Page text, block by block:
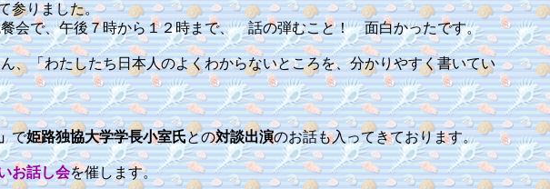
参りました。
会で、午後７時から１２時まで、 話の弾むこと！ 面白かったです。
、「わたしたち日本人のよくわからないところを、分かりやすく書いてい
で姫路独協大学学長小室氏との対談出演のお話も入ってきております。
お話し会を催します。